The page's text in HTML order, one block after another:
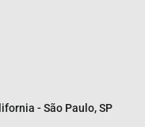
- São Paulo, SP